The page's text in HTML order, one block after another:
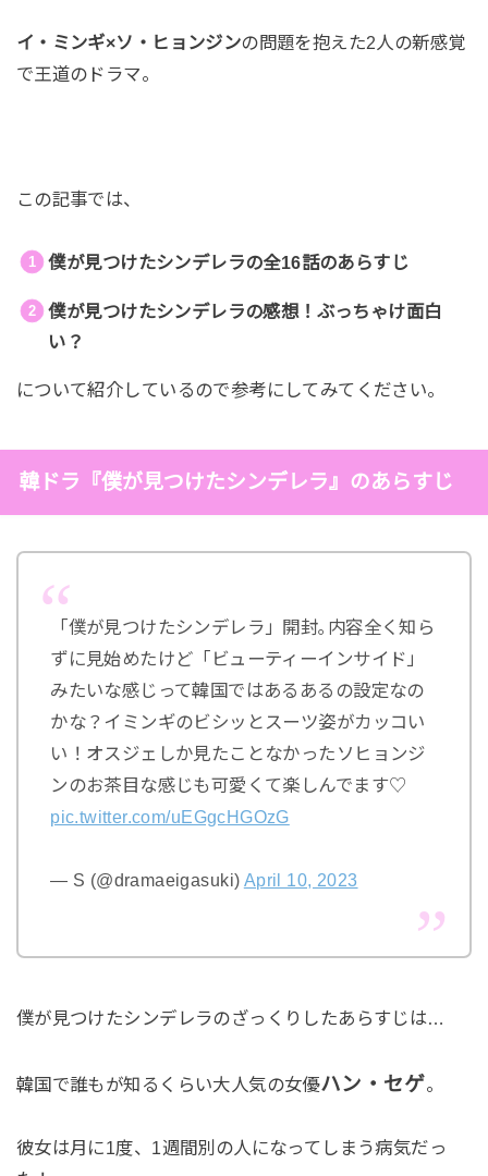
イ・ミンギ×ソ・ヒョンジンの問題を抱えた2人の新感覚
で王道のドラマ。
この記事では、
僕が見つけたシンデレラの全16話のあらすじ
僕が見つけたシンデレラの感想！ぶっちゃけ面白
い？
について紹介しているので参考にしてみてください。
韓ドラ『僕が見つけたシンデレラ』のあらすじ
「僕が見つけたシンデレラ」開封｡内容全く知ら
ずに見始めたけど「ビューティーインサイド」
みたいな感じって韓国ではあるあるの設定なの
かな？イミンギのビシッとスーツ姿がカッコい
い！オスジェしか見たことなかったソヒョンジ
ンのお茶目な感じも可愛くて楽しんでます♡
pic.twitter.com/uEGgcHGOzG
— S (@dramaeigasuki) April 10, 2023
僕が見つけたシンデレラのざっくりしたあらすじは…
韓国で誰もが知るくらい大人気の女優ハン・セゲ。
彼女は月に1度、1週間別の人になってしまう病気だっ